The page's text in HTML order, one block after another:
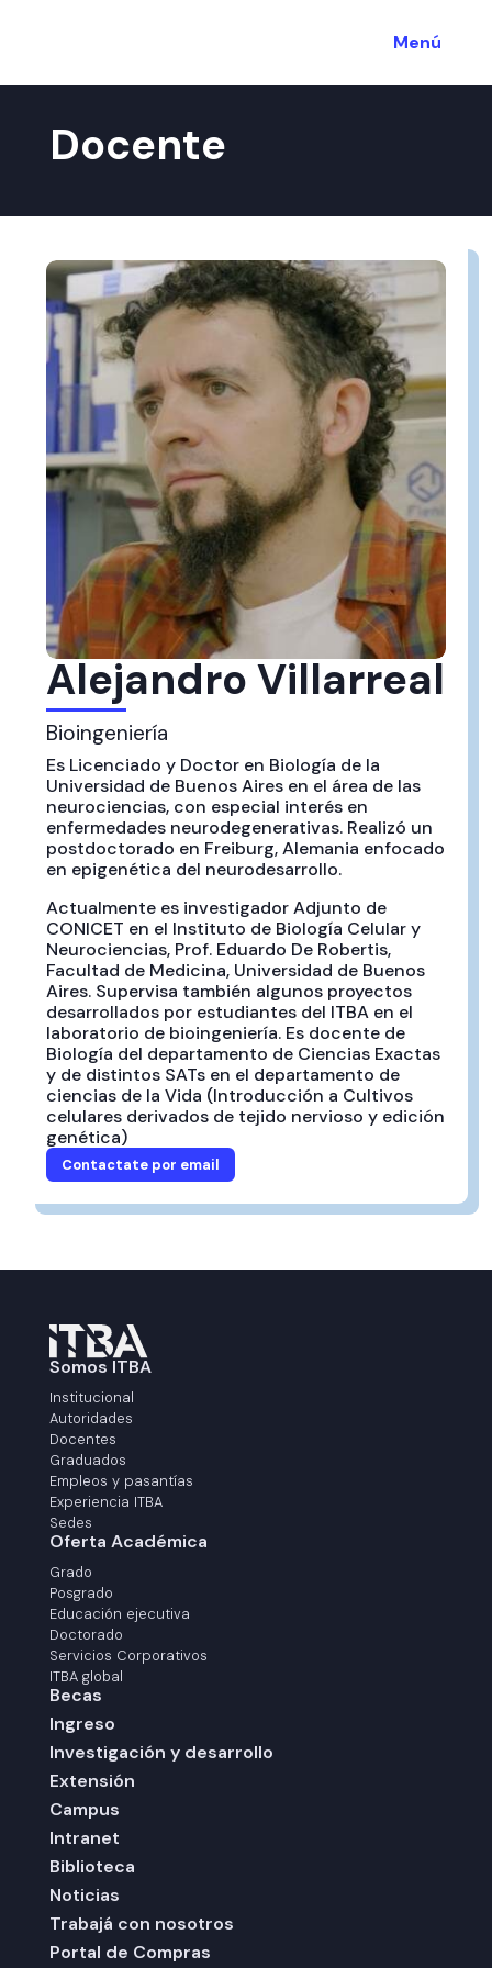
Menú
Docente
Contactate por email
Alejandro Villarreal
Bioingeniería
Es Licenciado y Doctor en Biología de la
Universidad de Buenos Aires en el área de las
neurociencias, con especial interés en
enfermedades neurodegenerativas. Realizó un
postdoctorado en Freiburg, Alemania enfocado
en epigenética del neurodesarrollo.
Actualmente es investigador Adjunto de
CONICET en el Instituto de Biología Celular y
Neurociencias, Prof. Eduardo De Robertis,
Facultad de Medicina, Universidad de Buenos
Aires. Supervisa también algunos proyectos
desarrollados por estudiantes del ITBA en el
laboratorio de bioingeniería. Es docente de
Biología del departamento de Ciencias Exactas
y de distintos SATs en el departamento de
ciencias de la Vida (Introducción a Cultivos
celulares derivados de tejido nervioso y edición
genética)
Somos ITBA
Institucional
Autoridades
Docentes
Graduados
Empleos y pasantías
Experiencia ITBA
Sedes
Oferta Académica
Grado
Posgrado
Educación ejecutiva
Doctorado
Servicios Corporativos
ITBA global
Becas
Ingreso
Investigación y desarrollo
Extensión
Campus
Intranet
Biblioteca
Noticias
Trabajá con nosotros
Portal de Compras